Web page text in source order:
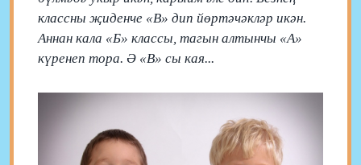
классны җиденче «В» дип йөртәчәкләр икән.
Аннан кала «Б» классы, тагын алтынчы «А»
күренеп тора. Ә «В» сы кая...